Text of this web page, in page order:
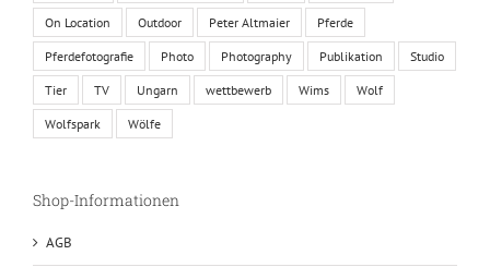
On Location Outdoor Peter Altmaier Pferde
Pferdefotografie Photo Photography Publikation Studio
Tier TV Ungarn wettbewerb Wims Wolf
Wolfspark Wölfe
Shop-Informationen
AGB